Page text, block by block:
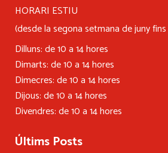
HORARI ESTIU
(desde la segona setmana de juny
Dilluns: de 10 a 14 hores
Dimarts: de 10 a 14 hores
Dimecres: de 10 a 14 hores
Dijous: de 10 a 14 hores
Divendres: de 10 a 14 hores
Últims Posts